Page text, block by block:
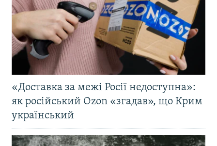
«Доставка за межі Росії недоступна»:
як російський Ozon «згадав», що Крим
український